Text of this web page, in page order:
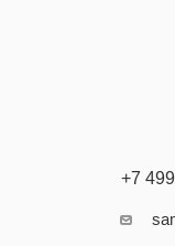
+7